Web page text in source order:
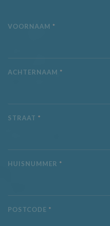
VOORNAAM *
ACHTERNAAM *
STRAAT *
HUISNUMMER *
POSTCODE *